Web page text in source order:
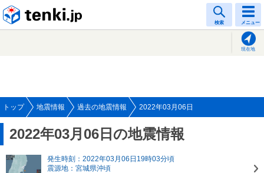
検索 メニュー
現在地
トップ 地震情報 過去の地震情報 2022年03月06日
2022年03月06日の地震情報
発生時刻：2022年03月06日19時03分頃
震源地：宮城県沖頃